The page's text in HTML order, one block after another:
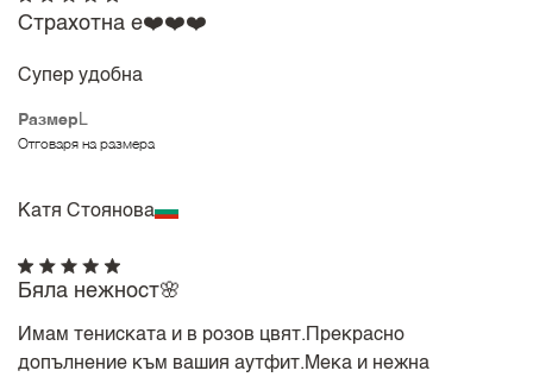
Размер L
Отговаря на размера
Страхотна е❤️❤️❤️
Супер удобна
Катя Стоянова
Бяла нежност🌸
Имам тениската и в розов цвят.Прекрасно
допълнение към вашия аутфит.Мека и нежна